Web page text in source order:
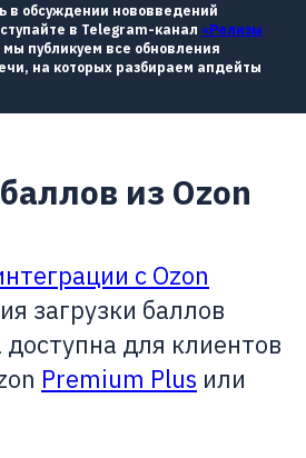
в обсуждении нововведений
в Telegram-канал «Релизы
мы публикуем все обновления
на которых разбираем апдейты
из Ozon
с Ozon
загрузки баллов
для клиентов
Premium Plus или